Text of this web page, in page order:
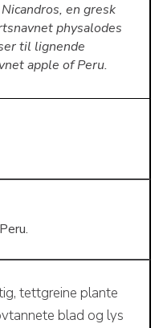
en gresk
physalodes
til lignende
apple of Peru.
tettgreine plante
blad og lys